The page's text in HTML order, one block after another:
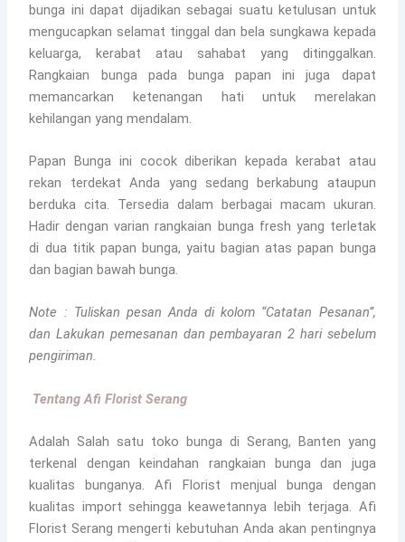
bunga ini dapat dijadikan sebagai suatu ketulusan untuk
mengucapkan selamat tinggal dan bela sungkawa kepada
keluarga, kerabat atau sahabat yang ditinggalkan.
Rangkaian bunga pada bunga papan ini juga dapat
memancarkan ketenangan hati untuk merelakan
kehilangan yang mendalam.
Papan Bunga ini cocok diberikan kepada kerabat atau
rekan terdekat Anda yang sedang berkabung ataupun
berduka cita. Tersedia dalam berbagai macam ukuran.
Hadir dengan varian rangkaian bunga fresh yang terletak
di dua titik papan bunga, yaitu bagian atas papan bunga
dan bagian bawah bunga.
Note : Tuliskan pesan Anda di kolom “Catatan Pesanan”,
dan Lakukan pemesanan dan pembayaran 2 hari sebelum
pengiriman.
Tentang Afi Florist Serang
Adalah Salah satu toko bunga di Serang, Banten yang
terkenal dengan keindahan rangkaian bunga dan juga
kualitas bunganya. Afi Florist menjual bunga dengan
kualitas import sehingga keawetannya lebih terjaga. Afi
Florist Serang mengerti kebutuhan Anda akan pentingnya